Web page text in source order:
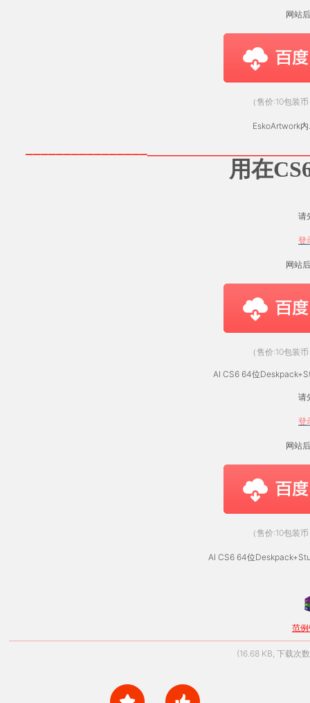
网站
（售价:10包装
EskoArtwork
用在
请
登
网站
（售价:10包装
AI CS6 64位
请
登
网站
（售价:10包装
AI CS6 64位
范
(16.68 KB, 下载次